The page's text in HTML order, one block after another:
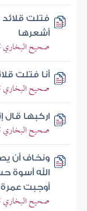
فتلت
أشعرها
صحيح البخاري
أنا فتلت
صحيح البخاري
اركبها قال
صحيح البخاري
ونخاف أن
الله أسوة
أوجبت عمرة
صحيح البخاري